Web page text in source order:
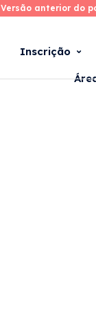
Skip
main
Versão anterior do
Versão anterior do
Inscrição